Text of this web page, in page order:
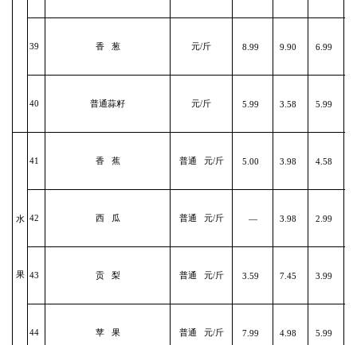
39 香 葱 元/斤 8.99 9.90 6.99
40 普通蒜籽 元/斤 5.99 3.58 5.99
水
果
41 香 蕉 普通 元/斤 5.00 3.98 4.58
42 西 瓜 普通 元/斤 — 3.98 2.99
43 贡 梨 普通 元/斤 3.59 7.45 3.99
44 苹 果 普通 元/斤 7.99 4.98 5.99